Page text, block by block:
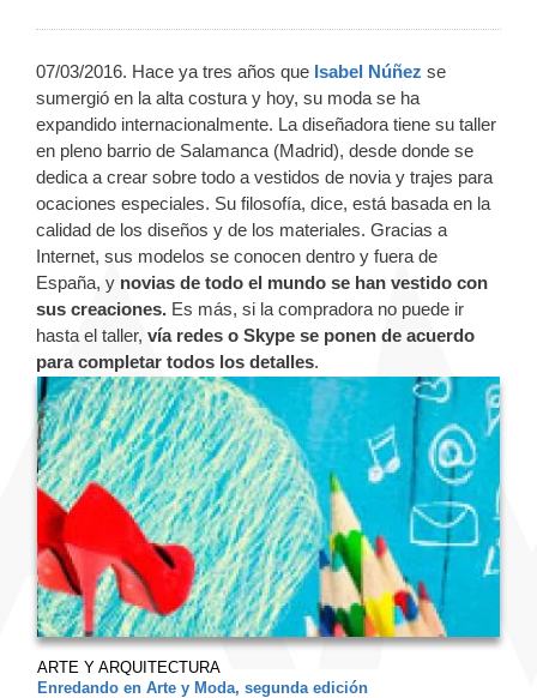
07/03/2016. Hace ya tres años que Isabel Núñez se
sumergió en la alta costura y hoy, su moda se ha
expandido internacionalmente. La diseñadora tiene su taller
en pleno barrio de Salamanca (Madrid), desde donde se
dedica a crear sobre todo a vestidos de novia y trajes para
ocaciones especiales. Su filosofía, dice, está basada en la
calidad de los diseños y de los materiales. Gracias a
Internet, sus modelos se conocen dentro y fuera de
España, y novias de todo el mundo se han vestido con
sus creaciones. Es más, si la compradora no puede ir
hasta el taller, vía redes o Skype se ponen de acuerdo
para completar todos los detalles.
ARTE Y ARQUITECTURA
Enredando en Arte y Moda, segunda edición